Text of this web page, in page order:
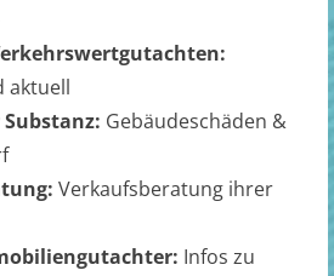
aktuell
Gebäudeschäden &
Verkaufsberatung ihrer
Infos zu